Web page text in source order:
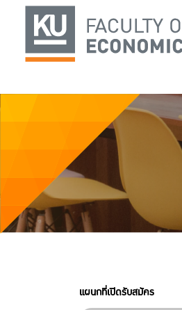
แผนกที่เปิดรับสมัคร